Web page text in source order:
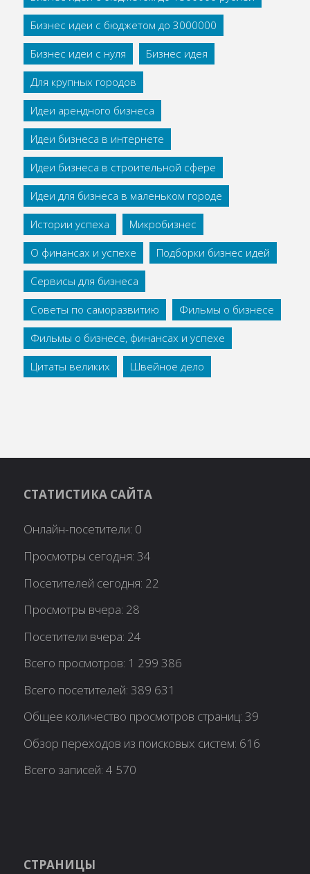
Бизнес идеи с бюджетом до 3000000
Бизнес идеи с нуля
Бизнес идея
Для крупных городов
Идеи арендного бизнеса
Идеи бизнеса в интернете
Идеи бизнеса в строительной сфере
Идеи для бизнеса в маленьком городе
Истории успеха
Микробизнес
О финансах и успехе
Подборки бизнес идей
Сервисы для бизнеса
Советы по саморазвитию
Фильмы о бизнесе
Фильмы о бизнесе, финансах и успехе
Цитаты великих
Швейное дело
СТАТИСТИКА САЙТА
Онлайн-посетители: 0
Просмотры сегодня:34
Посетителей сегодня: 22
Просмотры вчера: 28
Посетители вчера: 24
Всего просмотров: 1 299 386
Всего посетителей:389 631
Общее количество просмотров страниц:39
Обзор переходов из поисковых систем: 616
Всего записей:4 570
СТРАНИЦЫ